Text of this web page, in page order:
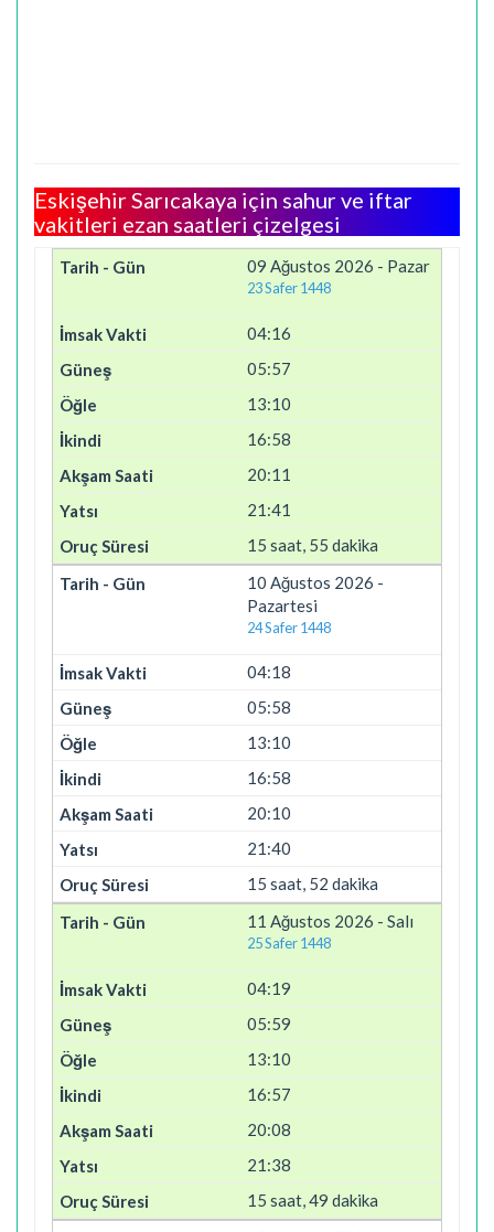
Eskişehir Sarıcakaya için sahur ve iftar
vakitleri ezan saatleri çizelgesi
09 Ağustos 2026 - Pazar
23 Safer 1448
04:16
05:57
13:10
16:58
20:11
21:41
15 saat, 55 dakika
10 Ağustos 2026 -
Pazartesi
24 Safer 1448
04:18
05:58
13:10
16:58
20:10
21:40
15 saat, 52 dakika
11 Ağustos 2026 - Salı
25 Safer 1448
04:19
05:59
13:10
16:57
20:08
21:38
15 saat, 49 dakika